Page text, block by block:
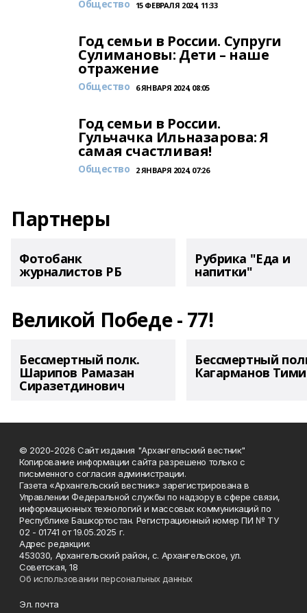
Общество 15 ФЕВРАЛЯ 2024, 11:33
Год семьи в России. Супруги
Сулимановы: Дети – наше
отражение
Общество 6 ЯНВАРЯ 2024, 08:05
Год семьи в России.
Гульчачка Ильназарова: Я
самая счастливая!
Общество 2 ЯНВАРЯ 2024, 07:26
Партнеры
Фотобанк
журналистов РБ
Рубрика "Еда и
напитки"
Великой Победе - 77!
Бессмертный полк.
Шарипов Рамазан
Сиразетдинович
Бессмертный
Кагарманов
© 2020-2026 Сайт издания "Архангельский вестник"
Копирование информации сайта разрешено только с
письменного согласия администрации.
Газета «Архангельский вестник» зарегистрирована в
Управлении Федеральной службы по надзору в сфере связи,
информационных технологий и массовых коммуникаций по
Республике Башкортостан. Регистрационный номер ПИ № ТУ
02 - 01741 от 19.05.2025 г.
Адрес редакции:
453030, Архангельский район, с. Архангельское, ул.
Советская, 18
Об использовании персональных данных
Эл. почта